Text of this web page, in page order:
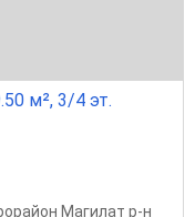
м², 3/4 эт.
Магилат р-н